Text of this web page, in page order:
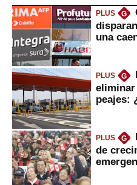
PLUS G
una
PLUS G
eliminar
peajes:
PLUS G
de